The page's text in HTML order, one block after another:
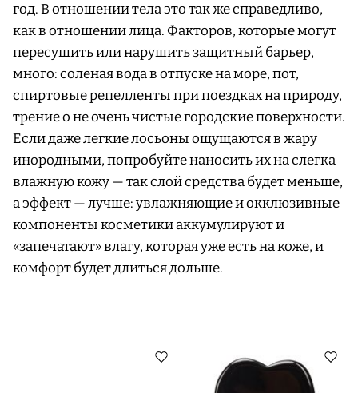
год. В отношении тела это так же справедливо,
как в отношении лица. Факторов, которые могут
пересушить или нарушить защитный барьер,
много: соленая вода в отпуске на море, пот,
спиртовые репелленты при поездках на природу,
трение о не очень чистые городские поверхности.
Если даже легкие лосьоны ощущаются в жару
инородными, попробуйте наносить их на слегка
влажную кожу — так слой средства будет меньше,
а эффект — лучше: увлажняющие и окклюзивные
компоненты косметики аккумулируют и
«запечатают» влагу, которая уже есть на коже, и
комфорт будет длиться дольше.